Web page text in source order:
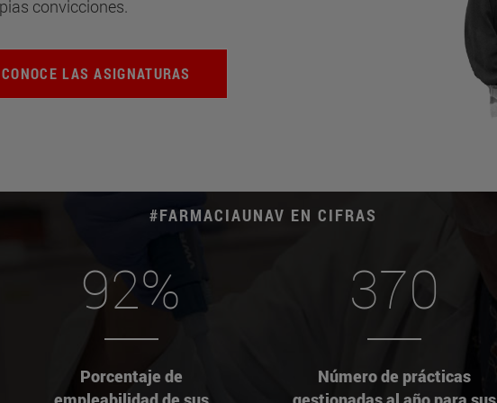
convicciones.
CONOCE LAS ASIGNATURAS
#FARMACIAUNAV EN CIFRAS
92%
Porcentaje de
370
Número de prácticas